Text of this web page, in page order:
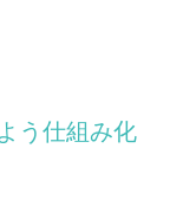
う仕組み化